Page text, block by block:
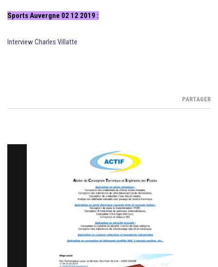
Sports Auvergne 02 12 2019 :
Interview Charles Villatte
PARTAGER